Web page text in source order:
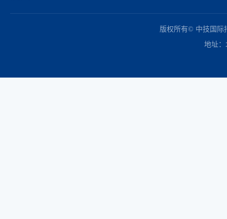
版权所有© 中技国际
地址：